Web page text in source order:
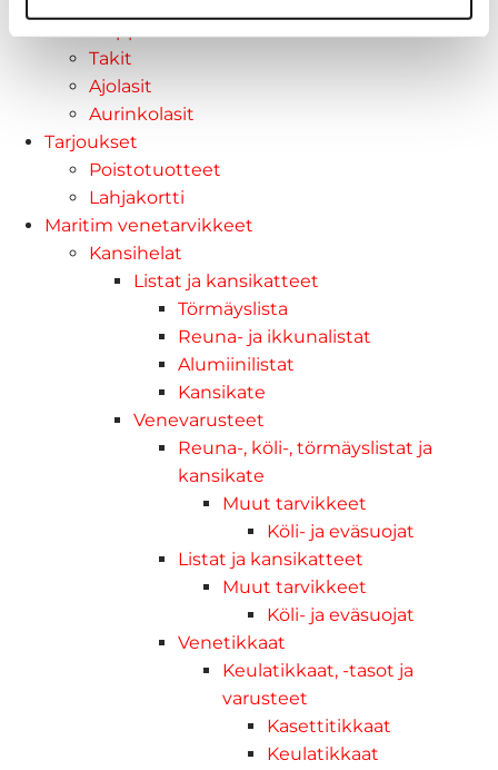
Takit
Ajolasit
Aurinkolasit
Tarjoukset
Poistotuotteet
Lahjakortti
Maritim venetarvikkeet
Kansihelat
Listat ja kansikatteet
Törmäyslista
Reuna- ja ikkunalistat
Alumiinilistat
Kansikate
Venevarusteet
Reuna-, köli-, törmäyslistat ja
kansikate
Muut tarvikkeet
Köli- ja eväsuojat
Listat ja kansikatteet
Muut tarvikkeet
Köli- ja eväsuojat
Venetikkaat
Keulatikkaat, -tasot ja
varusteet
Kasettitikkaat
Keulatikkaat